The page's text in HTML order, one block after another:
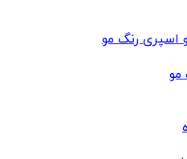
اسپری رنگ مو
مو